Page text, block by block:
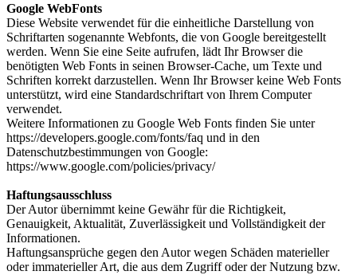
Google WebFonts
Diese Website verwendet für die einheitliche Darstellung von
Schriftarten sogenannte Webfonts, die von Google bereitgestellt
werden. Wenn Sie eine Seite aufrufen, lädt Ihr Browser die
benötigten Web Fonts in seinen Browser-Cache, um Texte und
Schriften korrekt darzustellen. Wenn Ihr Browser keine Web Fonts
unterstützt, wird eine Standardschriftart von Ihrem Computer
verwendet.
Weitere Informationen zu Google Web Fonts finden Sie unter
https://developers.google.com/fonts/faq und in den
Datenschutzbestimmungen von Google:
https://www.google.com/policies/privacy/
Haftungsausschluss
Der Autor übernimmt keine Gewähr für die Richtigkeit,
Genauigkeit, Aktualität, Zuverlässigkeit und Vollständigkeit der
Informationen.
Haftungsansprüche gegen den Autor wegen Schäden materieller
oder immaterieller Art, die aus dem Zugriff oder der Nutzung bzw.